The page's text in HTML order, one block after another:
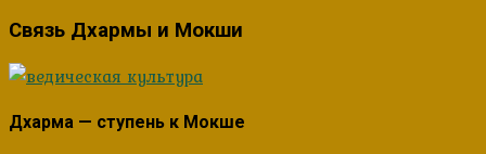
Связь Дхармы и Мокши
Дхарма — ступень к Мокше